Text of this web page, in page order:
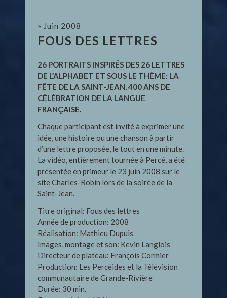
» Juin 2008
FOUS DES LETTRES
26 PORTRAITS INSPIRÉS DES 26 LETTRES
DE L’ALPHABET ET SOUS LE THÈME: LA
FÊTE DE LA SAINT-JEAN, 400 ANS DE
CÉLÉBRATION DE LA LANGUE
FRANÇAISE.
Chaque participant est invité à exprimer une
idée, une histoire ou une chanson à partir
d’une lettre proposée, le tout en une minute.
La vidéo, entièrement tournée à Percé, a été
présentée en primeur le 23 juin 2008 sur le
site Charles-Robin lors de la soirée de la
Saint-Jean.
Titre original: Fous des lettres
Année de production: 2008
Réalisation: Mathieu Dupuis
Images, montage et son: Kevin Langlois
Directeur de plateau: François Cormier
Production: Les Percéides et la Télévision
communautaire de Grande-Rivière
Durée: 30 min.